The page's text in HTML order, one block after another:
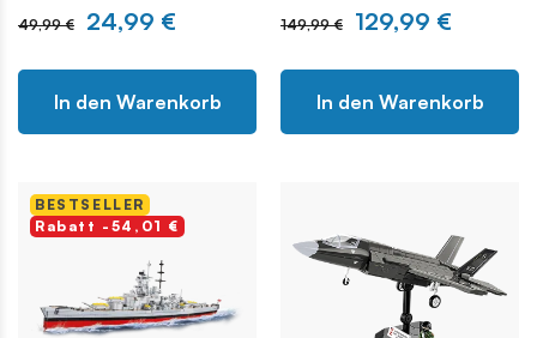
49,99 € 24,99 €
In den Warenkorb
149,99 € 129,99 €
In den Warenkorb
BESTSELLER
Rabatt -54,01 €